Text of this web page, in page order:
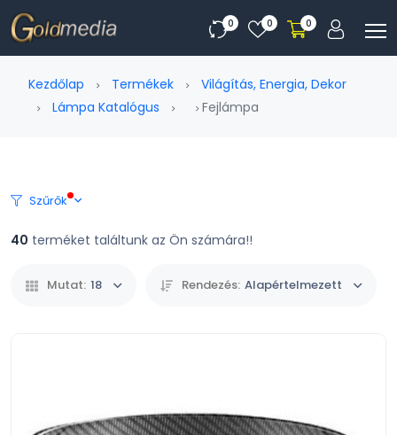
0 0 0
Kezdőlap Termékek
Világítás, Energia, Dekor
Lámpa Katalógus
Fejlámpa
Szűrők
40 terméket találtunk az Ön számára!!
Mutat: 18 Rendezés: Alapértelmezett